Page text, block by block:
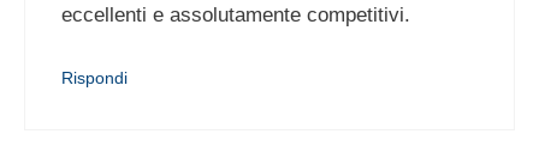
eccellenti e assolutamente competitivi.
Rispondi